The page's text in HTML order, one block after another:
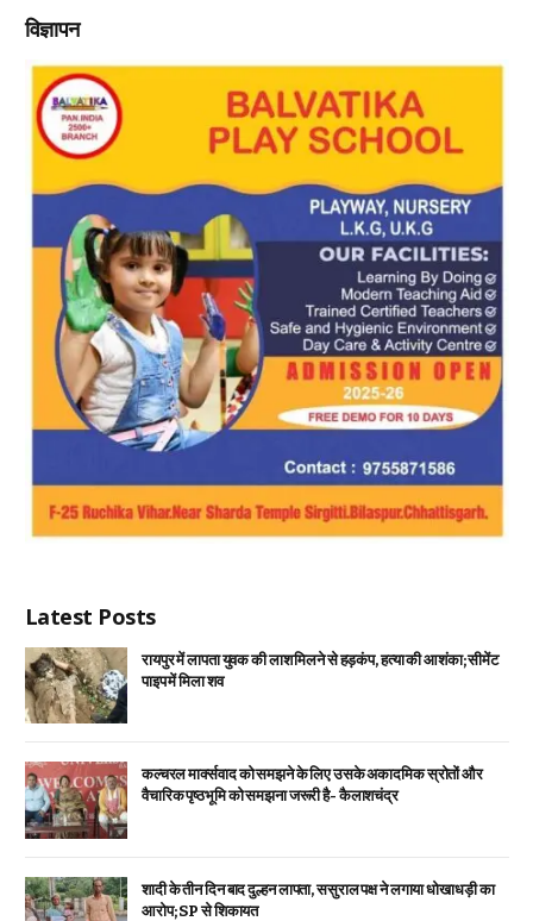
विज्ञापन
Latest Posts
रायपुर में लापता युवक की लाश मिलने से हड़कंप, हत्या की आशंका; सीमेंट
पाइप में मिला शव
कल्चरल मार्क्सवाद को समझने के लिए उसके अकादमिक स्रोतों और
वैचारिक पृष्ठभूमि को समझना जरूरी है- कैलाशचंद्र
शादी के तीन दिन बाद दुल्हन लापता, ससुराल पक्ष ने लगाया धोखाधड़ी का
आरोप; SP से शिकायत